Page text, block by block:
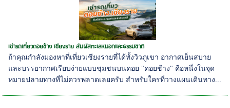
เช่ารถเที่ยวดอยช้าง เชียงราย สัมผัสทะเลหมอกและธรรมชาติ
ถ้าคุณกำลังมองหาที่เที่ยวเชียงรายที่ได้ทั้งวิวภูเขา อากาศเย็นสบาย
และบรรยากาศเรียบง่ายแบบชุมชนบนดอย "ดอยช้าง" คือหนึ่งในจุด
หมายปลายทางที่ไม่ควรพลาดเลยครับ สำหรับใครที่วางแผนเดินทาง...